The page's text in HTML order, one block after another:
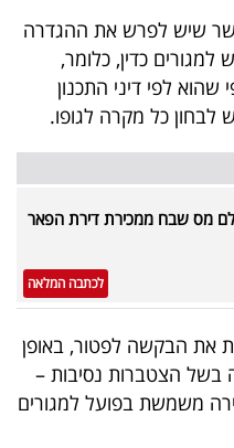
שיש לפרש את ההגדרה
כדין, כלומר,
לפי דיני התכנון
לבחון כל מקרה לגופו.
מס שבח ממכירת דירת הפאר
לכתבה המלאה
את הבקשה לפטור, באופן
בשל הצטברות נסיבות –
משמשת בפועל למגורים